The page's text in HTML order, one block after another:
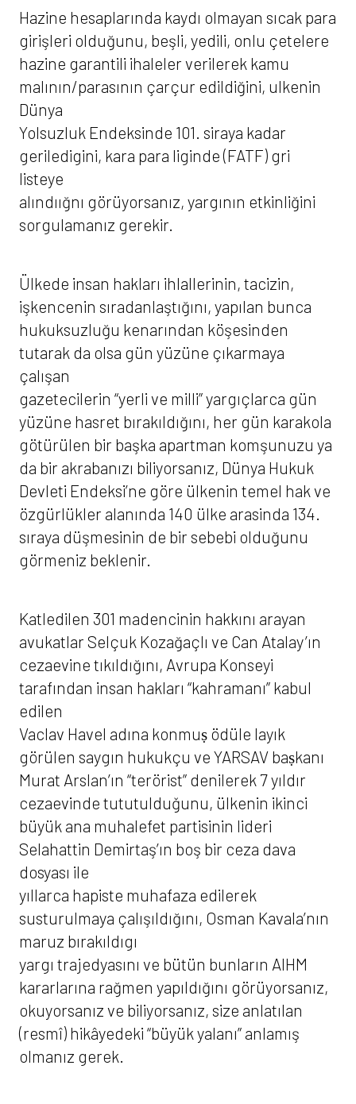
Hazine hesaplarında kaydı olmayan sıcak para
girişleri olduğunu, beşli, yedili, onlu çetelere
hazine garantili ihaleler verilerek kamu
malının/parasının çarçur edildiğini, ulkenin
Dünya
Yolsuzluk Endeksinde 101. siraya kadar
geriledigini, kara para liginde (FATF) gri
listeye
alındıığnı görüyorsanız, yargının etkinliğini
sorgulamanız gerekir.
Ülkede insan hakları ihlallerinin, tacizin,
işkencenin sıradanlaştığını, yapılan bunca
hukuksuzluğu kenarından köşesinden
tutarak da olsa gün yüzüne çıkarmaya
çalışan
gazetecilerin “yerli ve milli” yargıçlarca gün
yüzüne hasret bırakıldığını, her gün karakola
götürülen bir başka apartman komşunuzu ya
da bir akrabanızı biliyorsanız, Dünya Hukuk
Devleti Endeksi’ne göre ülkenin temel hak ve
özgürlükler alanında 140 ülke arasinda 134.
sıraya düşmesinin de bir sebebi olduğunu
görmeniz beklenir.
Katledilen 301 madencinin hakkını arayan
avukatlar Selçuk Kozağaçlı ve Can Atalay’ın
cezaevine tıkıldığını, Avrupa Konseyi
tarafından insan hakları “kahramanı” kabul
edilen
Vaclav Havel adına konmuṣ ödüle layık
görülen saygın hukukçu ve YARSAV baṣkanı
Murat Arslan’ın “terörist” denilerek 7 yıldır
cezaevinde tututulduǧunu, ülkenin ikinci
büyük ana muhalefet partisinin lideri
Selahattin Demirtaş’ın boş bir ceza dava
dosyası ile
yıllarca hapiste muhafaza edilerek
susturulmaya çalışıldığını, Osman Kavala’nın
maruz bırakıldıgı
yargı trajedyasını ve bütün bunların AIHM
kararlarına rağmen yapıldığını görüyorsanız,
okuyorsanız ve biliyorsanız, size anlatılan
(resmî) hikâyedeki “büyük yalanı” anlamış
olmanız gerek.